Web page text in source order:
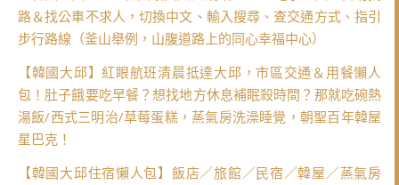
路＆找公車不求人，切換中文、輸入搜尋、查交通方式、指引
步行路線（釜山舉例，山腹道路上的同心幸福中心）
【韓國大邱】紅眼航班清晨抵達大邱，市區交通＆用餐懶人
包！肚子餓要吃早餐？想找地方休息補眠殺時間？那就吃碗熱
湯飯/西式三明治/草莓蛋糕，蒸氣房洗澡睡覺，朝聖百年韓屋
星巴克！
【韓國大邱住宿懶人包】飯店／旅館／民宿／韓屋／蒸氣房